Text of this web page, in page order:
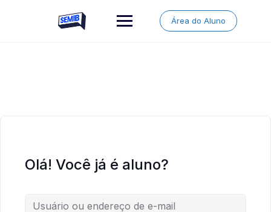
Área do Aluno
Olá! Você já é aluno?